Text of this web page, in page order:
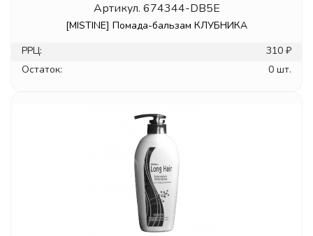
Артикул. 674344-DB5E
[MISTINE] Помада-бальзам КЛУБНИКА
РРЦ:
310 ₽
Остаток:
0 шт.